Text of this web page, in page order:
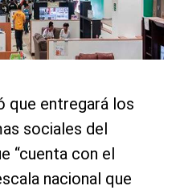
que entregará los
sociales del
“cuenta con el
nacional que